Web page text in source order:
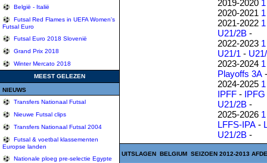
België - Italië
Futsal Red Flames in UEFA Women's
Futsal Euro
Futsal Euro 2018 Slovenië
Grand Prix 2018
Winter Mercato 2018
MEEST GELEZEN
NIEUWS
Transfers Nationaal Futsal
Nieuwe Futsal clips
Transfers Nationaal Futsal 2004
Futsal & voetbal klassementen
Europse landen
Nationale ploeg pre-selectie Egypte
2019-2020 1
2020-2021 1
2021-2022 1
U21/2B -
2022-2023 1
U21/1 -
2023-2024 1
Playoffs 3A
2024-2025 1
IPFF - IPFG
U21/2B -
2025-2026 1
LFFS-IPA -
U21/2B -
UITSLAGEN BELGIUM SEIZOEN 2012-2013